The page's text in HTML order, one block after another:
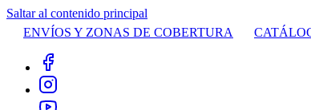
Saltar al contenido principal
ENVÍOS Y ZONAS DE COBERTURA